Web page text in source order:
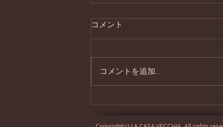
処暑の器
コメント
コメントを追加…